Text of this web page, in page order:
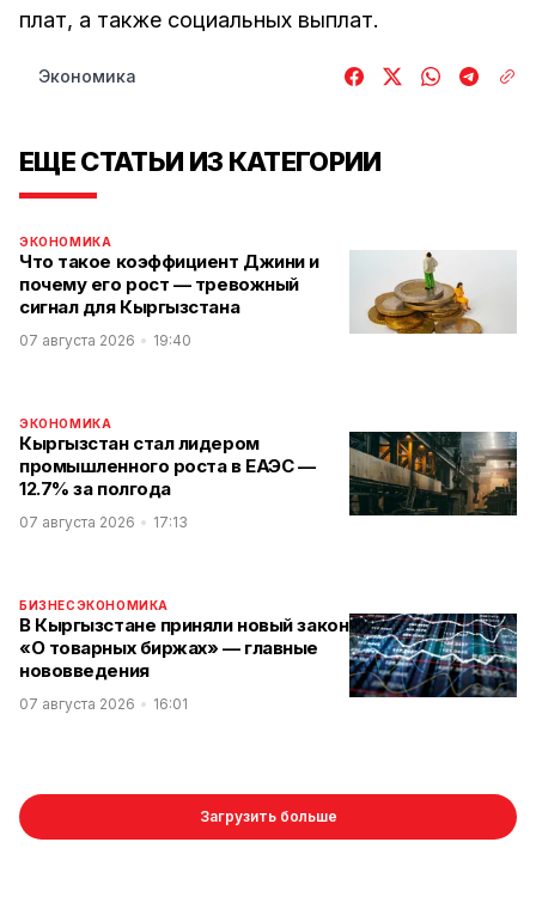
плат, а также социальных выплат.
Экономика
ЕЩЕ СТАТЬИ ИЗ КАТЕГОРИИ
ЭКОНОМИКА
Что такое коэффициент Джини и
почему его рост — тревожный
сигнал для Кыргызстана
07 августа 2026 19:40
ЭКОНОМИКА
Кыргызстан стал лидером
промышленного роста в ЕАЭС —
12.7% за полгода
07 августа 2026 17:13
БИЗНЕСЭКОНОМИКА
В Кыргызстане приняли новый закон
«О товарных биржах» — главные
нововведения
07 августа 2026 16:01
Загрузить больше